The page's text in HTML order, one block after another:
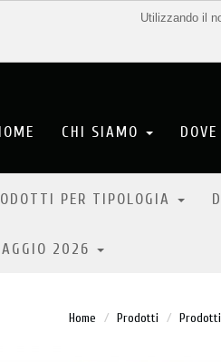
CHI SIAMO
PER TIPOLOGIA
2026
Home Prodotti
Utilizzando il